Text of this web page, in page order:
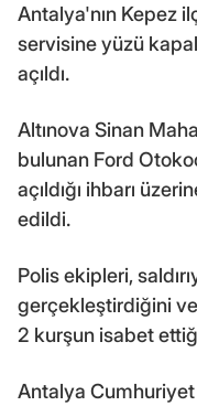
Antalya'nın Kepez
servisine yüzü
açıldı.
Altınova Sinan
bulunan Ford
açıldığı ihbarı
edildi.
Polis ekipleri,
gerçekleştirdiğini
2 kurşun isabet
Antalya Cumhuriyet